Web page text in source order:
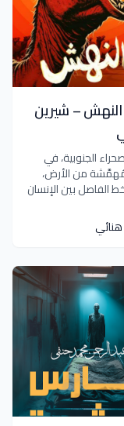
النهش – شيرين
الجنوبية، في
من الأرض،
الفاصل بين الإنسان